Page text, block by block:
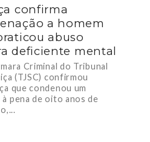
confirma
a homem
abuso
deficiente mental
Criminal do Tribunal
(TJSC) confirmou
que condenou um
à pena de oito anos de